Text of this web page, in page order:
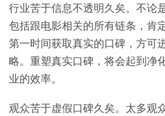
行业苦于信息不透明久矣。不论
包括跟电影相关的所有链条，肯
第一时间获取真实的口碑，方可
略。重塑真实口碑，将会起到净
业的效率。
观众苦于虚假口碑久矣。太多观